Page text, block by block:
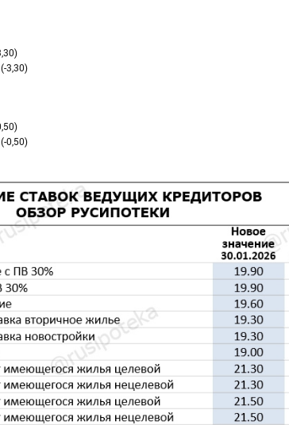
3,30)
0,50)